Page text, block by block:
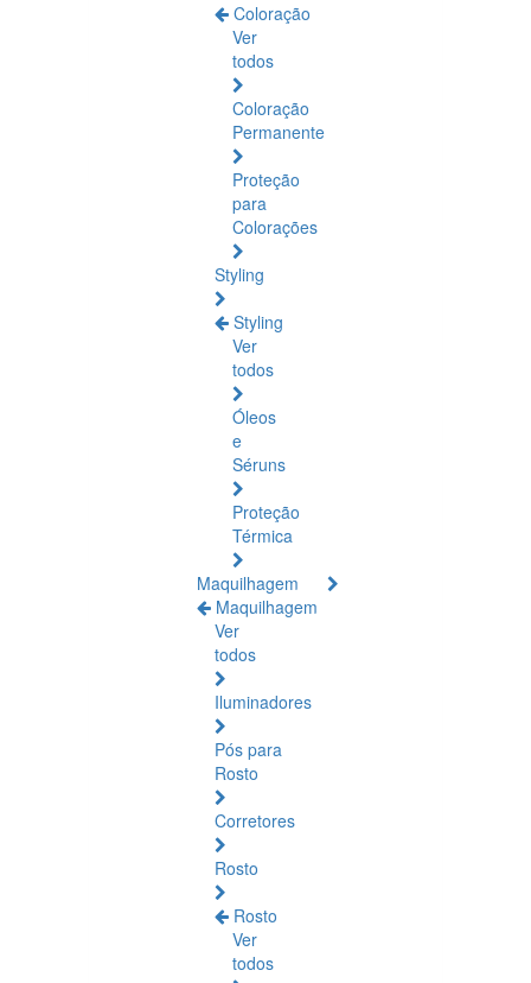
Coloração
Ver
todos
Coloração
Permanente
Proteção
para
Colorações
Styling
Styling
Ver
todos
Óleos
e
Séruns
Proteção
Térmica
Maquilhagem
Maquilhagem
Ver
todos
Iluminadores
Pós para
Rosto
Corretores
Rosto
Rosto
Ver
todos